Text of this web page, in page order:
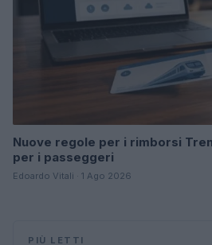
Nuove regole per i rimborsi
per i passeggeri
Edoardo Vitali · 1 Ago 2026
PIÙ LETTI